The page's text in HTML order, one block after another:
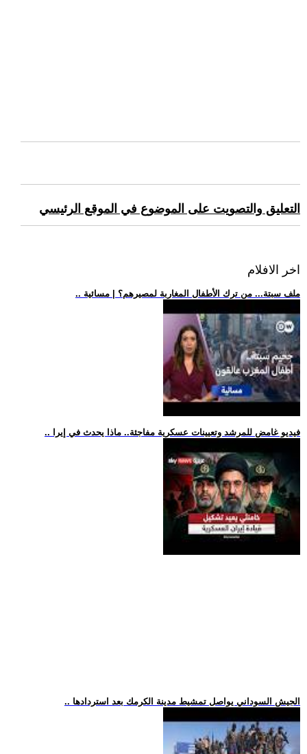
التعليق والتصويت على الموضوع في الموقع الرئيسي
اخر الافلام
.. ملف سبتة... من ترك الأطفال المغاربة لمصيرهم؟ | مسائية
.. فيديو غامض للمرشد وتعيينات عسكرية مفاجئة.. ماذا يحدث في إيرا
.. الجيش السوداني يواصل تمشيط مدينة الكرمك بعد استردادها